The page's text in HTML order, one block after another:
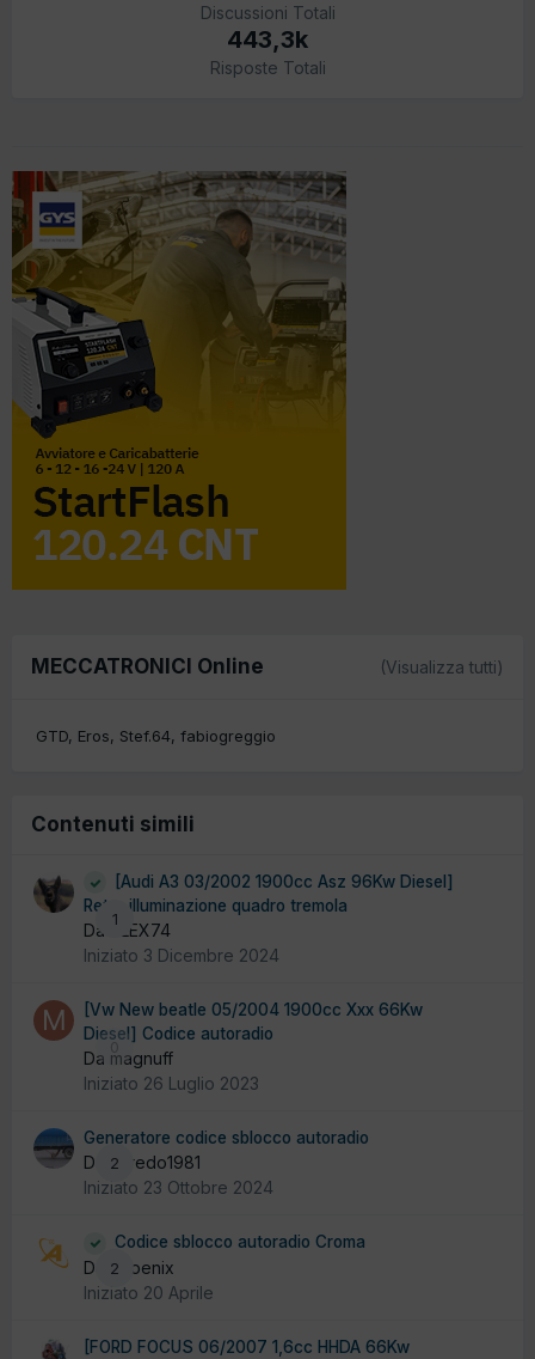
Discussioni Totali
443,3k
Risposte Totali
MECCATRONICI Online (Visualizza tutti)
GTD Eros Stef.64 fabiogreggio
Contenuti simili
1
[Audi A3 03/2002 1900cc Asz 96Kw Diesel]
Retro illuminazione quadro tremola
Da ALEX74
Iniziato 3 Dicembre 2024
[Vw New beatle 05/2004 1900cc Xxx 66Kw
Diesel] Codice autoradio
Da magnuff
Iniziato 26 Luglio 2023
2
Generatore codice sblocco autoradio
Da alfredo1981
Iniziato 23 Ottobre 2024
2
Codice sblocco autoradio Croma
Da Phoenix
Iniziato 20 Aprile
[FORD FOCUS 06/2007 1,6cc HHDA 66Kw